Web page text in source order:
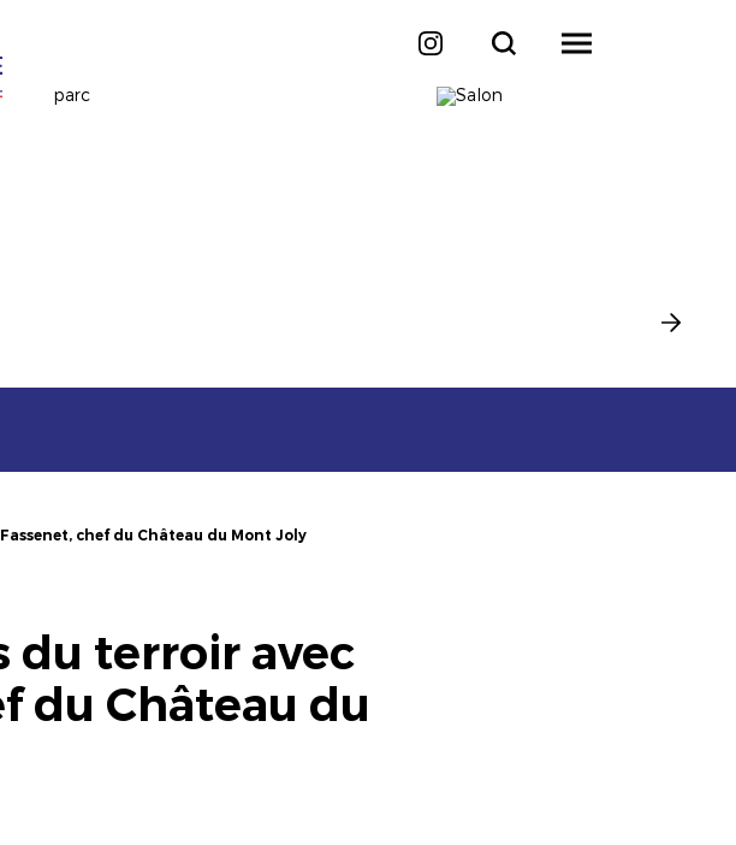
chef du Château du Mont Joly
du terroir avec
du Château du